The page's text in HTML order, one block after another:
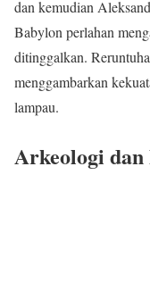
dan kemudian
Babylon perlahan
ditinggalkan.
menggambarkan
lampau.
Arkeologi dan